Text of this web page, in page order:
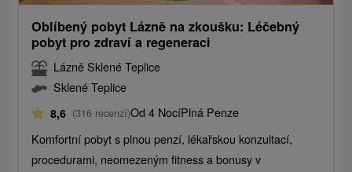
Oblíbený pobyt Lázně na zkoušku: Léčebný
pobyt pro zdraví a regeneraci
Lázně Sklené Teplice
Sklené Teplice
8,6 (316 recenzí)Od 4 NocíPlná Penze
Komfortní pobyt s plnou penzí, lékařskou konzultací,
procedurami, neomezeným fitness a bonusy v